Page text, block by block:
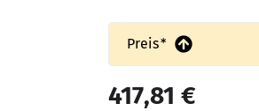
Preis*
417,81 €